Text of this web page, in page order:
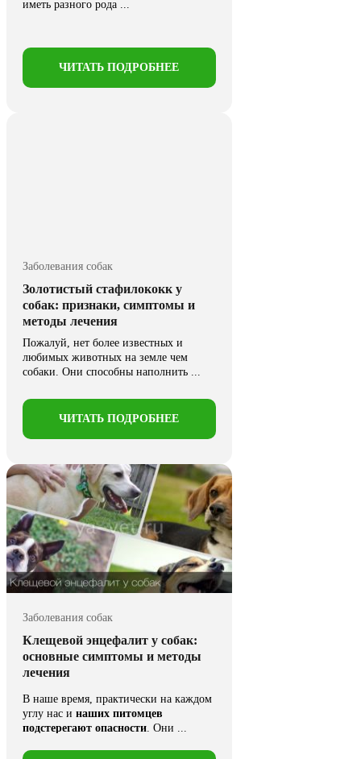
иметь разного рода ...
ЧИТАТЬ ПОДРОБНЕЕ
Заболевания собак
Золотистый стафилококк у
собак: признаки, симптомы и
методы лечения
Пожалуй, нет более известных и
любимых животных на земле чем
собаки. Они способны наполнить ...
ЧИТАТЬ ПОДРОБНЕЕ
Заболевания собак
Клещевой энцефалит у собак:
основные симптомы и методы
лечения
В наше время, практически на каждом
углу нас и наших питомцев
подстерегают опасности. Они ...